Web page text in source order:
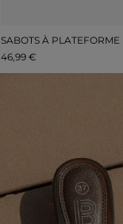
46,99 €